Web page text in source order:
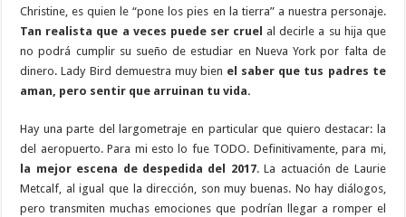
Christine, es quien le “pone los pies en la tierra” a nuestra personaje.
Tan realista que a veces puede ser cruel al decirle a su hija que
no podrá cumplir su sueño de estudiar en Nueva York por falta de
dinero. Lady Bird demuestra muy bien el saber que tus padres te
aman, pero sentir que arruinan tu vida.
Hay una parte del largometraje en particular que quiero destacar: la
del aeropuerto. Para mi esto lo fue TODO. Definitivamente, para mi,
la mejor escena de despedida del 2017. La actuación de Laurie
Metcalf, al igual que la dirección, son muy buenas. No hay diálogos,
pero transmiten muchas emociones que podrían llegar a romper el